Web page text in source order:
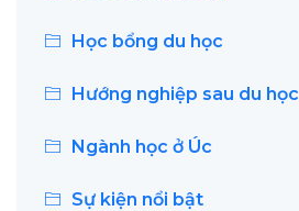
Học bổng du học
Hướng nghiệp sau du học
Ngành học ở Úc
Sự kiện nổi bật